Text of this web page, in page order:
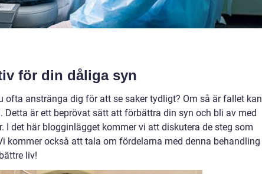
för din dåliga syn
ofta anstränga dig för att se saker tydligt? Om så är fallet kan
är ett beprövat sätt att förbättra din syn och bli av med
I det här blogginlägget kommer vi att diskutera de steg som
kommer också att tala om fördelarna med denna behandling
liv!